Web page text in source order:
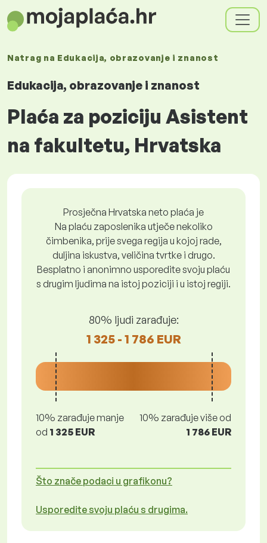
Natrag na Edukacija, obrazovanje i znanost
Edukacija, obrazovanje i znanost
Plaća za poziciju Asistent
na fakultetu, Hrvatska
Prosječna Hrvatska neto plaća je
Na plaću zaposlenika utječe nekoliko
čimbenika, prije svega regija u kojoj rade,
duljina iskustva, veličina tvrtke i drugo.
Besplatno i anonimno usporedite svoju plaću
s drugim ljudima na istoj poziciji i u istoj regiji.
80% ljudi zarađuje:
1 325 - 1 786 EUR
10% zarađuje manje
od 1 325 EUR
10% zarađuje više od
1 786 EUR
Što znače podaci u grafikonu?
Usporedite svoju plaću s drugima.